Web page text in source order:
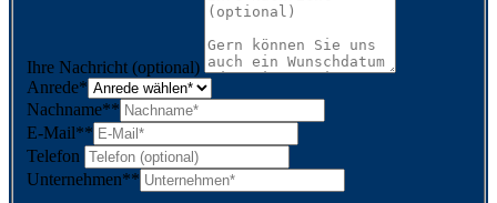
Ihre Nachricht (optional)
Anrede*
Nachname**
E-Mail**
Telefon
Unternehmen**